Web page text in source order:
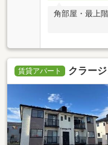
角部屋・最上階
賃貸アパート クラー